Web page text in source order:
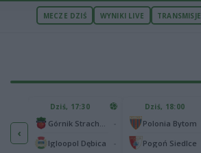
MECZE DZIŚ WYNIKI LIVE TRANSMISJE
‹
65
25
Dziś, 17:30
Igloopol Dębica
Dziś, 18:00
Polonia Bytom
Pogoń Siedlce